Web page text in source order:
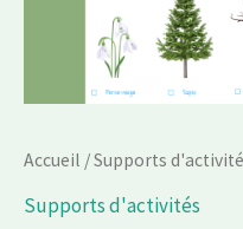
Accueil /Supports
Supports d'activités